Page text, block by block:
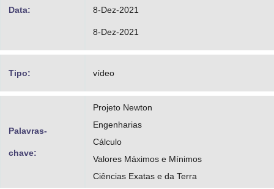
Data: 8-Dez-2021
8-Dez-2021
Tipo: vídeo
Palavras-
chave:
Projeto Newton
Engenharias
Cálculo
Valores Máximos e Mínimos
Ciências Exatas e da Terra